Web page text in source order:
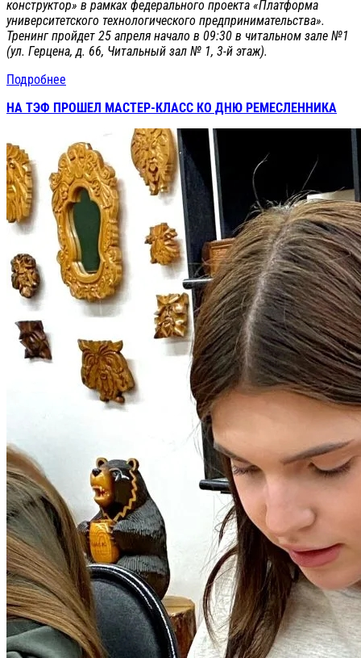
конструктор» в рамках федерального проекта «Платформа
университетского технологического предпринимательства».
Тренинг пройдет 25 апреля начало в 09:30 в читальном зале №1
(ул. Герцена, д. 66, Читальный зал № 1, 3-й этаж).
Подробнее
НА ТЭФ ПРОШЕЛ МАСТЕР-КЛАСС КО ДНЮ РЕМЕСЛЕННИКА